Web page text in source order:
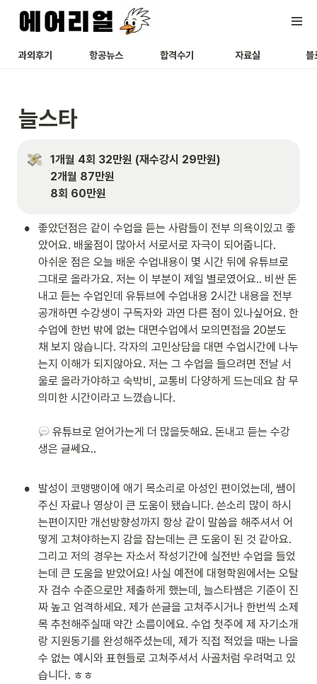
과외후기 항공뉴스 합격수기 자료실 블
늘스타
1개월 4회 32만원 (재수강시 29만원)
2개월 87만원
8회 60만원
•
좋았던점은 같이 수업을 듣는 사람들이 전부 의욕이있고 좋
았어요. 배울점이 많아서 서로서로 자극이 되어줍니다.
아쉬운 점은 오늘 배운 수업내용이 몇 시간 뒤에 유튜브로
그대로 올라가요. 저는 이 부분이 제일 별로였어요.. 비싼 돈
내고 듣는 수업인데 유튜브에 수업내용 2시간 내용을 전부
공개하면 수강생이 구독자와 과연 다른 점이 있나싶어요. 한
수업에 한번 밖에 없는 대면수업에서 모의면접을 20분도
채 보지 않습니다. 각자의 고민상담을 대면 수업시간에 나누
는지 이해가 되지않아요. 저는 그 수업을 들으려면 전날 서
울로 올라가야하고 숙박비, 교통비 다양하게 드는데요 참 무
의미한 시간이라고 느꼈습니다.
유튜브로 얻어가는게 더 많을듯해요. 돈내고 듣는 수강
생은 글쎄요..
•
발성이 코맹맹이에 애기 목소리로 아성인 편이었는데, 쌤이
주신 자료나 영상이 큰 도움이 됐습니다. 쓴소리 많이 하시
는편이지만 개선방향성까지 항상 같이 말씀을 해주셔서 어
떻게 고쳐야하는지 감을 잡는데는 큰 도움이 된 것 같아요.
그리고 저의 경우는 자소서 작성기간에 실전반 수업을 들었
는데 큰 도움을 받았어요! 사실 예전에 대형학원에서는 오탈
자 검수 수준으로만 제출하게 했는데, 늘스타쌤은 기준이 진
짜 높고 엄격하세요. 제가 쓴글을 고쳐주시거나 한번씩 소제
목 추천해주실때 약간 소름이에요. 수업 첫주에 제 자기소개
랑 지원동기를 완성해주셨는데, 제가 직접 적었을 때는 나올
수 없는 예시와 표현들로 고쳐주셔서 사골처럼 우려먹고 있
습니다. ㅎㅎ